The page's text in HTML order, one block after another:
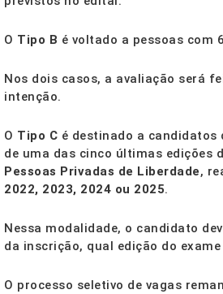
O Tipo B é voltado a pessoas com
Nos dois casos, a avaliação será
intenção.
O Tipo C é destinado a candidatos
de uma das cinco últimas edições
Pessoas Privadas de Liberdade,
2022, 2023, 2024 ou 2025.
Nessa modalidade, o candidato
da inscrição, qual edição do
O processo seletivo de vagas